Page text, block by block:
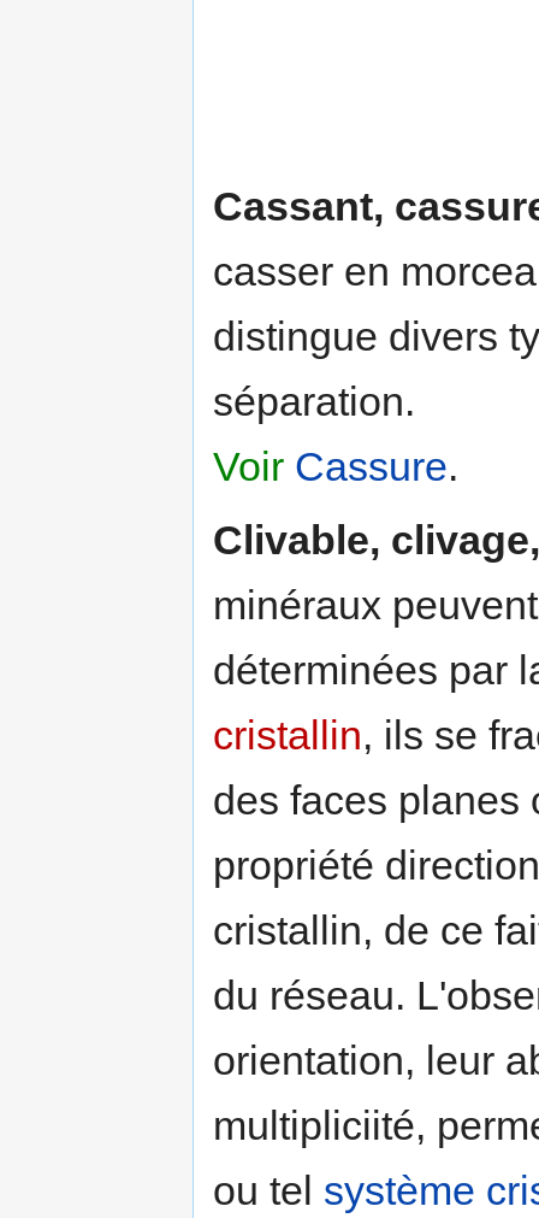
Cassant,
casser en
distingue divers
séparation.
Voir Cassure.
Clivable,
minéraux
déterminées par
cristallin, ils se
des faces planes
propriété
cristallin, de ce
du réseau.
orientation, leur
multipliciité,
ou tel système